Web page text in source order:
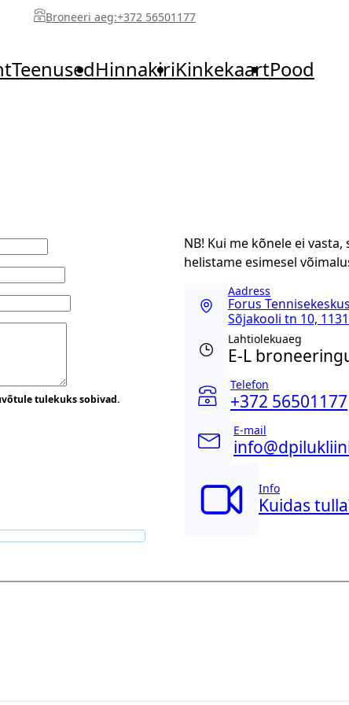
Broneeri aeg:+372 56501177
TeenusedHinnakiriKinkekaartPood
tulekuks sobivad.
NB! Kui me kõnele ei
helistame esimesel
Aadress
Forus
Sõjakooli tn 10,
Lahtiolekuaeg
E-L
Telefon
+372 56501177
E-mail
Info
Kuidas